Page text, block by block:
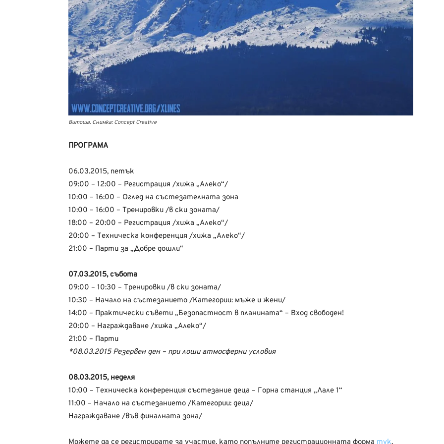
Витоша. Снимка: Concept Creative‎
ПРОГРАМА
06.03.2015, петък
09:00 – 12:00 – Регистрация /хижа „Алеко“/
10:00 – 16:00 – Оглед на състезателната зона
10:00 – 16:00 – Тренировки /в ски зоната/
18:00 – 20:00 – Регистрация /хижа „Алеко“/
20:00 – Техническа конференция /хижа „Алеко“/
21:00 – Парти за „Добре дошли“
07.03.2015, събота
09:00 – 10:30 – Тренировки /в ски зоната/
10:30 – Начало на състезанието /Категории: мъже и жени/
14:00 – Практически съвети „Безопастност в планината“ – Вход свободен!
20:00 – Награждаване /хижа „Алеко“/
21:00 – Парти
*08.03.2015 Резервен ден – при лоши атмосферни условия
08.03.2015, неделя
10:00 – Техническа конференция състезание деца – Горна станция „Лале 1“
11:00 – Начало на състезанието /Категории: деца/
Награждаване /във финалната зона/